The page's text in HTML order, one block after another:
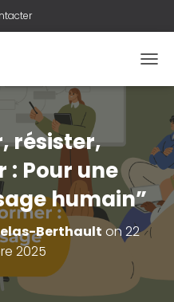
U
R
/
F
R
M
E
A
résister,
Pour une
humain”
Berthault on 22
2025